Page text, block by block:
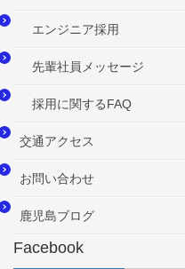
エンジニア採用
先輩社員メッセージ
採用に関するFAQ
交通アクセス
お問い合わせ
鹿児島ブログ
Facebook